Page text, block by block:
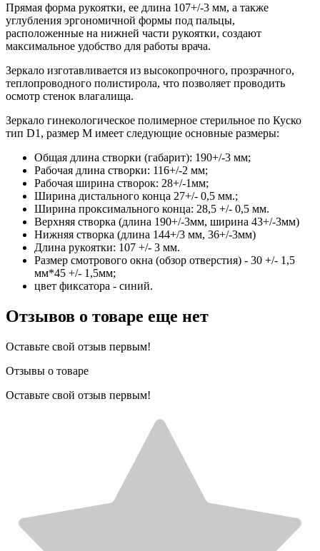
Прямая форма рукоятки, ее длина 107+/-3 мм, а также
углубления эргономичной формы под пальцы,
расположенные на нижней части рукоятки, создают
максимальное удобство для работы врача.
Зеркало изготавливается из высокопрочного, прозрачного,
теплопроводного полистирола, что позволяет проводить
осмотр стенок влагалища.
Зеркало гинекологическое полимерное стерильное по Куско
тип D1, размер M имеет следующие основные размеры:
Общая длина створки (габарит): 190+/-3 мм;
Рабочая длина створки: 116+/-2 мм;
Рабочая ширина створок: 28+/-1мм;
Ширина дистального конца 27+/- 0,5 мм.;
Ширина проксимального конца: 28,5 +/- 0,5 мм.
Верхняя створка (длина 190+/-3мм, ширина 43+/-3мм)
Нижняя створка (длина 144+/3 мм, 36+/-3мм)
Длина рукоятки: 107 +/- 3 мм.
Размер смотрового окна (обзор отверстия) - 30 +/- 1,5
мм*45 +/- 1,5мм;
цвет фиксатора - синий.
Отзывов о товаре еще нет
Оставьте свой отзыв первым!
Отзывы о товаре
Оставьте свой отзыв первым!